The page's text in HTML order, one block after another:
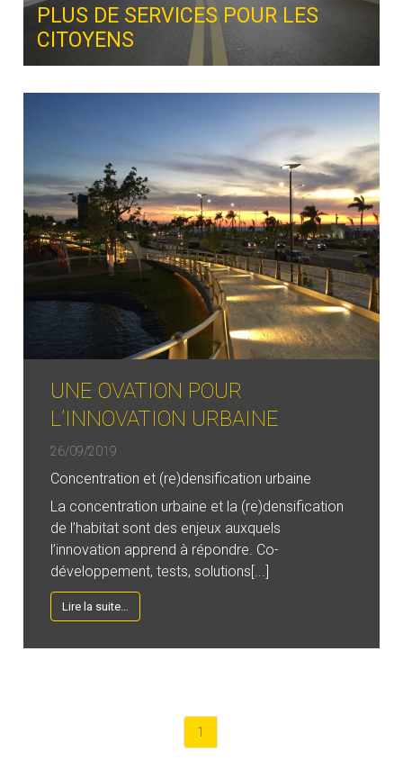
PLUS DE SERVICES POUR LES
CITOYENS
UNE OVATION POUR
L’INNOVATION URBAINE
26/09/2019
Concentration et (re)densification urbaine
La concentration urbaine et la (re)densification
de l’habitat sont des enjeux auxquels
l’innovation apprend à répondre. Co-
développement, tests, solutions[...]
Lire la suite…
1